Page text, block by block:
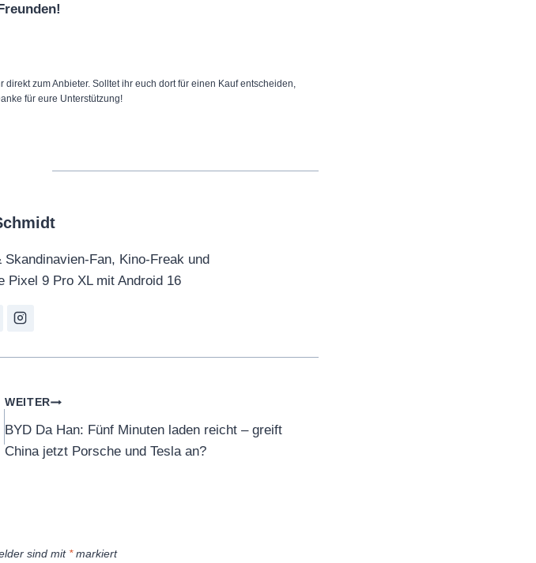
zum Anbieter. Solltet ihr euch dort für einen Kauf entscheiden,
für eure Unterstützung!
Fan, Kino-Freak und
Pixel 9 Pro XL mit Android 16
WEITER
BYD Da Han: Fünf Minuten laden reicht – greift
China jetzt Porsche und Tesla an?
sind mit *markiert